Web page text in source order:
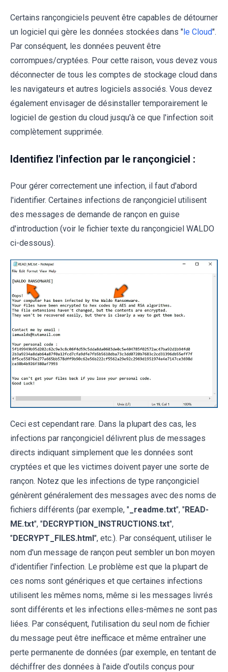
Certains rançongiciels peuvent être capables de détourner
un logiciel qui gère les données stockées dans " le Cloud".
Par conséquent, les données peuvent être
corrompues/cryptées. Pour cette raison, vous devez vous
déconnecter de tous les comptes de stockage cloud dans
les navigateurs et autres logiciels associés. Vous devez
également envisager de désinstaller temporairement le
logiciel de gestion du cloud jusqu'à ce que l'infection soit
complètement supprimée.
Identifiez l'infection par le rançongiciel :
Pour gérer correctement une infection, il faut d'abord
l'identifier. Certaines infections de rançongiciel utilisent
des messages de demande de rançon en guise
d'introduction (voir le fichier texte du rançongiciel WALDO
ci-dessous).
Ceci est cependant rare. Dans la plupart des cas, les
infections par rançongiciel délivrent plus de messages
directs indiquant simplement que les données sont
cryptées et que les victimes doivent payer une sorte de
rançon. Notez que les infections de type rançongiciel
génèrent généralement des messages avec des noms de
fichiers différents (par exemple, " _readme.txt", "READ-
ME.txt", "DECRYPTION_INSTRUCTIONS.txt",
"DECRYPT_FILES.html", etc.). Par conséquent, utiliser le
nom d'un message de rançon peut sembler un bon moyen
d'identifier l'infection. Le problème est que la plupart de
ces noms sont génériques et que certaines infections
utilisent les mêmes noms, même si les messages livrés
sont différents et les infections elles-mêmes ne sont pas
liées. Par conséquent, l'utilisation du seul nom de fichier
du message peut être inefficace et même entraîner une
perte permanente de données (par exemple, en tentant de
déchiffrer des données à l'aide d'outils conçus pour